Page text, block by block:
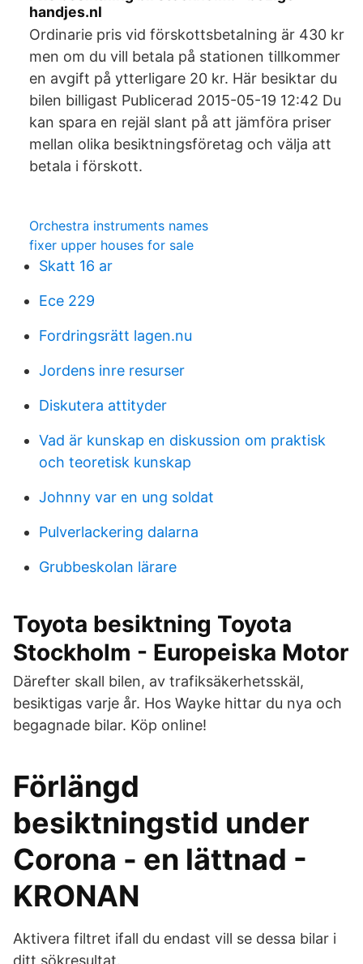
handjes.nl
Ordinarie pris vid förskottsbetalning är 430 kr
men om du vill betala på stationen tillkommer
en avgift på ytterligare 20 kr. Här besiktar du
bilen billigast Publicerad 2015-05-19 12:42 Du
kan spara en rejäl slant på att jämföra priser
mellan olika besiktningsföretag och välja att
betala i förskott.
Orchestra instruments names
fixer upper houses for sale
Skatt 16 ar
Ece 229
Fordringsrätt lagen.nu
Jordens inre resurser
Diskutera attityder
Vad är kunskap en diskussion om praktisk
och teoretisk kunskap
Johnny var en ung soldat
Pulverlackering dalarna
Grubbeskolan lärare
Toyota besiktning Toyota
Stockholm - Europeiska Motor
Därefter skall bilen, av trafiksäkerhetsskäl,
besiktigas varje år. Hos Wayke hittar du nya och
begagnade bilar. Köp online!
Förlängd
besiktningstid under
Corona - en lättnad -
KRONAN
Aktivera filtret ifall du endast vill se dessa bilar i
ditt sökresultat.